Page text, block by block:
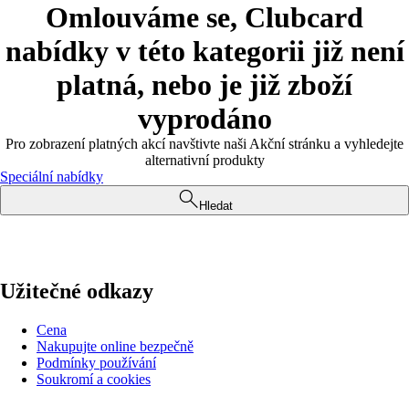
Omlouváme se, Clubcard
nabídky v této kategorii již není
platná, nebo je již zboží
vyprodáno
Pro zobrazení platných akcí navštivte naši Akční stránku a vyhledejte
alternativní produkty
Speciální nabídky
Hledat
Užitečné odkazy
Cena
Nakupujte online bezpečně
Podmínky používání
Soukromí a cookies